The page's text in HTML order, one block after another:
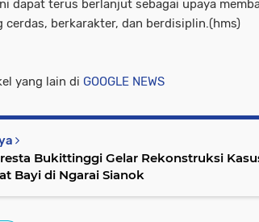
dapat terus berlanjut sebagai upaya
cerdas, berkarakter, dan berdisiplin.(hms)
yang lain di GOOGLE NEWS
Bukittinggi Gelar Rekonstruksi
Bayi di Ngarai Sianok